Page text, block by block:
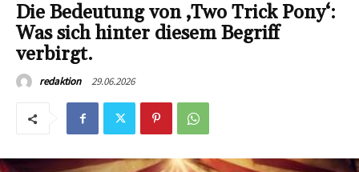
Die Bedeutung von ‚Two Trick Pony‘:
Was sich hinter diesem Begriff
verbirgt.
redaktion 29.06.2026